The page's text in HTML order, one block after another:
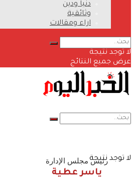
دنيا ودين
وثائقية
اراء ومقالات
لا توجد نتيجة
عرض جميع النتائج
لا توجد نتيجةرئيس مجلس الإدارة
ياسر عطية